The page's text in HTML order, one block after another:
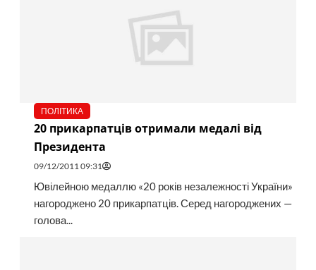
ПОЛІТИКА
20 прикарпатців отримали медалі від
Президента
09/12/2011 09:31
Ювілейною медаллю «20 років незалежності України»
нагороджено 20 прикарпатців. Серед нагороджених —
голова...